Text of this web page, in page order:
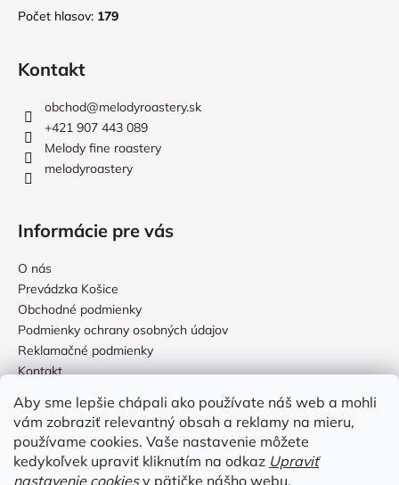
Aby sme lepšie chápali ako používate náš web a mohli
vám zobraziť relevantný obsah a reklamy na mieru,
používame cookies. Vaše nastavenie môžete
kedykoľvek upraviť kliknutím na odkaz Upraviť
nastavenie cookies v pätičke nášho webu.
Počet hlasov: 179
Kontakt
obchod@melodyroastery.sk
+421 907 443 089
Melody fine roastery
melodyroastery
Informácie pre vás
O nás
Prevádzka Košice
Obchodné podmienky
Podmienky ochrany osobných údajov
Reklamačné podmienky
Kontakt
Prijímame online platby